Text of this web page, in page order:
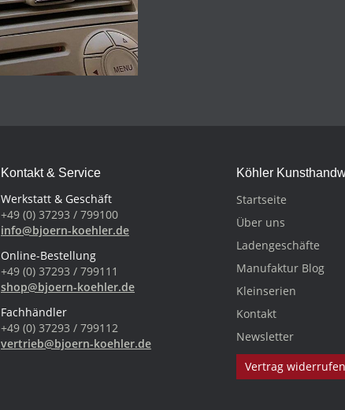
Kontakt & Service
Werkstatt & Geschäft
+49 (0) 37293 / 799100
info@bjoern-koehler.de
Online-Bestellung
+49 (0) 37293 / 799111
shop@bjoern-koehler.de
Fachhändler
+49 (0) 37293 / 799112
vertrieb@bjoern-koehler.de
Köhler
Startseite
Über uns
Ladengeschäfte
Manufaktur Blog
Kleinserien
Kontakt
Newsletter
Vertrag widerrufen